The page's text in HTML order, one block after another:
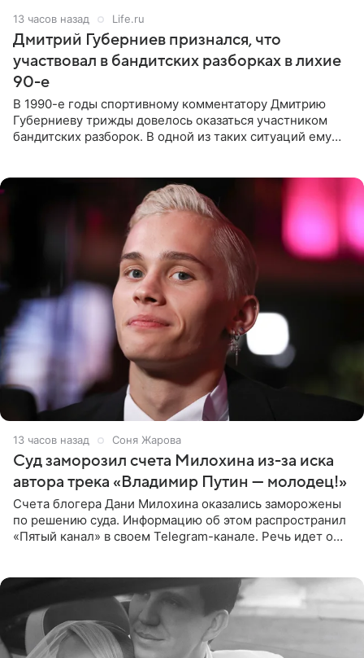
13 часов назад Life.ru
Дмитрий Губерниев признался, что
участвовал в бандитских разборках в лихие
90-е
В 1990-е годы спортивному комментатору Дмитрию
Губерниеву трижды довелось оказаться участником
бандитских разборок. В одной из таких ситуаций ему
13 часов назад Соня Жарова
Суд заморозил счета Милохина из-за иска
автора трека «Владимир Путин — молодец!»
Счета блогера Дани Милохина оказались заморожены
по решению суда. Информацию об этом распространил
«Пятый канал» в своем Telegram-канале. Речь идет о